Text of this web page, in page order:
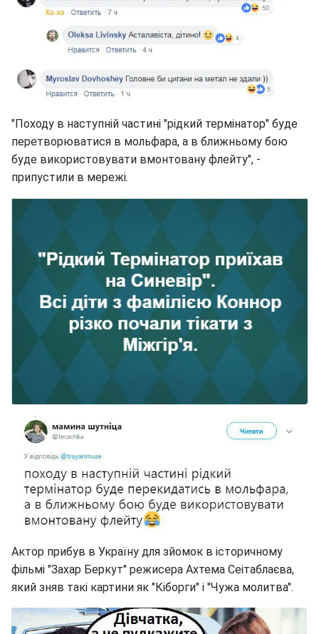
"Походу в наступній частині "рідкий термінатор" буде
перетворюватися в мольфара, а в ближньому бою
буде використовувати вмонтовану флейту", -
припустили в мережі.
Актор прибув в Україну для зйомок в історичному
фільмі "Захар Беркут" режисера Ахтема Сеітаблаєва,
який зняв такі картини як "Кіборги" і "Чужа молитва".